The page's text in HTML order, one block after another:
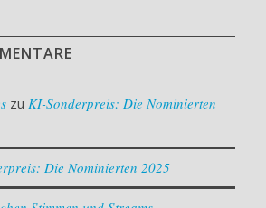
zu KI-Sonderpreis: Die Nominierten
Die Nominierten 2025